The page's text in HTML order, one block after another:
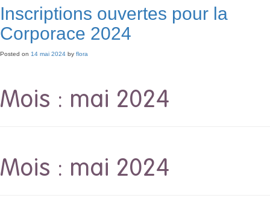
Inscriptions ouvertes pour la
Corporace 2024
Posted on 14 mai 2024 by flora
Mois : mai 2024
Mois : mai 2024